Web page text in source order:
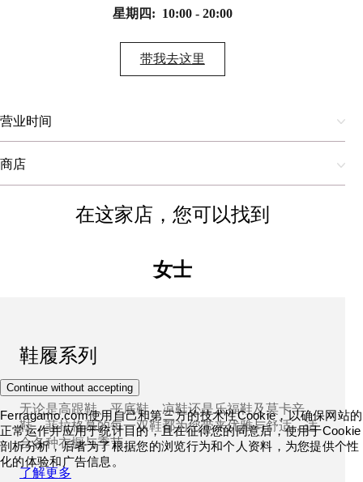
星期四: 10:00 - 20:00
带我去这里
营业时间
商店
在这家店，您可以找到
女士
鞋履系列
无论是高跟鞋、平底鞋、凉鞋还是乐福鞋及莫卡辛
鞋，菲拉格慕的每一双鞋都为您带来优雅与舒适，适
合各种衣橱与季节。
了解更多
Continue without accepting
Ferragamo.com使用自己和第三方的技术性Cookie，以确保网站的
正常运作并应用于统计目的，且在征得您的同意后，使用于Cookie
剖析分析，后者为了根据您的浏览行为和个人资料，为您提供个性
化的体验和广告信息。